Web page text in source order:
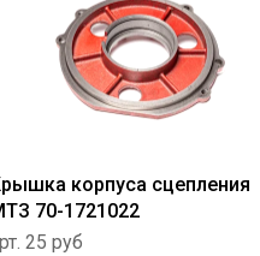
корпуса сцепления
70-1721022
25 руб